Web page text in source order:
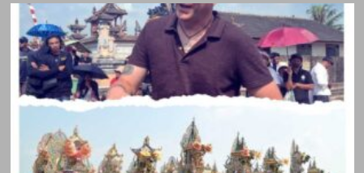
Bawang, Tulang
Bawang Barat, dan
Mesuji.